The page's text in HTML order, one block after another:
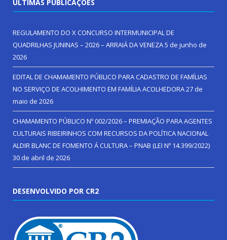
ÚLTIMAS PUBLICAÇÕES
REGULAMENTO DO X CONCURSO INTERMUNICIPAL DE
QUADRILHAS JUNINAS – 2026 – ARRAIÁ DA VENEZA5 de junho de
2026
EDITAL DE CHAMAMENTO PÚBLICO PARA CADASTRO DE FAMÍLIAS
NO SERVIÇO DE ACOLHIMENTO EM FAMÍLIA ACOLHEDORA27 de
maio de 2026
CHAMAMENTO PÚBLICO Nº 002/2026 – PREMIAÇÃO PARA AGENTES
CULTURAIS RIBEIRINHOS COM RECURSOS DA POLÍTICA NACIONAL
ALDIR BLANC DE FOMENTO Á CULTURA – PNAB (LEI Nº 14.399/2022)
30 de abril de 2026
DESENVOLVIDO POR CR2